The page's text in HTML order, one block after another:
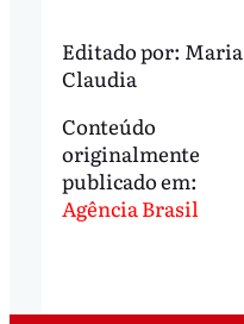
Editado por: Maria
Claudia
Conteúdo
originalmente
publicado em:
Agência Brasil